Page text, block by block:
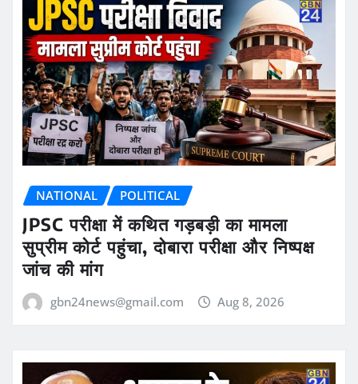
NATIONAL POLITICAL
JPSC परीक्षा में कथित गड़बड़ी का मामला
सुप्रीम कोर्ट पहुंचा, दोबारा परीक्षा और निष्पक्ष
जांच की मांग
gbn24news@gmail.com Aug 8, 2026